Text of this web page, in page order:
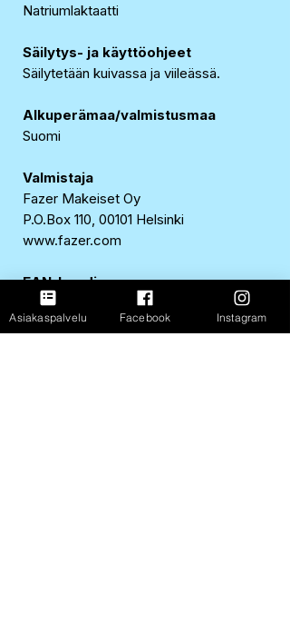
Natriumlaktaatti
Säilytys- ja käyttöohjeet
Säilytetään kuivassa ja viileässä.
Alkuperämaa/valmistusmaa
Suomi
Valmistaja
Fazer Makeiset Oy
P.O.Box 110, 00101 Helsinki
www.fazer.com
EAN-koodi
6411401036231
Asiakaspalvelu Facebook Instagram